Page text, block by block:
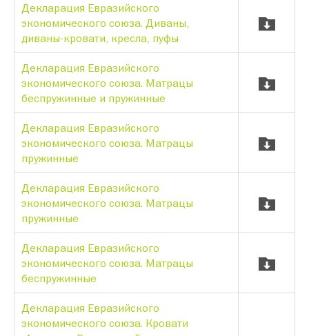
Декларация Евразийского
экономического союза. Диваны,
диваны-кровати, кресла, пуфы
Декларация Евразийского
экономического союза. Матрацы
беспружинные и пружинные
Декларация Евразийского
экономического союза. Матрацы
пружинные
Декларация Евразийского
экономического союза. Матрацы
пружинные
Декларация Евразийского
экономического союза. Матрацы
беспружинные
Декларация Евразийского
экономического союза. Кровати